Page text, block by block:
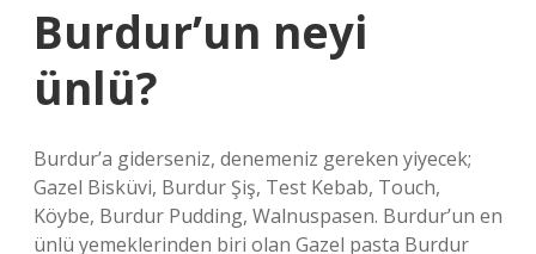
Burdur’un neyi
ünlü?
Burdur’a giderseniz, denemeniz gereken yiyecek;
Gazel Bisküvi, Burdur Şiş, Test Kebab, Touch,
Köybe, Burdur Pudding, Walnuspasen. Burdur’un en
ünlü yemeklerinden biri olan Gazel pasta Burdur